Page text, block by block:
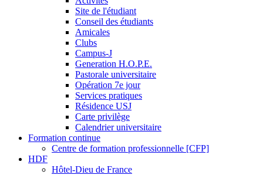
Site de l'étudiant
Conseil des étudiants
Amicales
Clubs
Campus-J
Generation H.O.P.E.
Pastorale universitaire
Opération 7e jour
Services pratiques
Résidence USJ
Carte privilège
Calendrier universitaire
Formation continue
Centre de formation professionnelle [CFP]
HDF
Hôtel-Dieu de France